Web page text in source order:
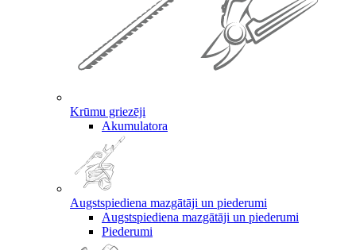
Krūmu griezēji
Akumulatora
Augstspiediena mazgātāji un piederumi
Augstspiediena mazgātāji un piederumi
Piederumi